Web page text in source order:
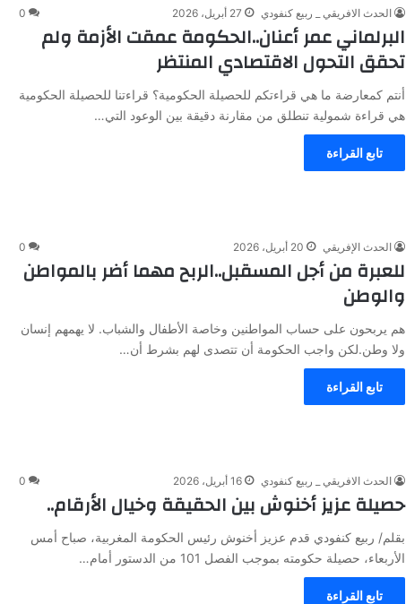
الحدث الافريقي _ ربيع كنفودي 27 أبريل، 2026 0
البرلماني عمر أعنان..الحكومة عمقت الأزمة ولم
تحقق التحول الاقتصادي المنتظر
أنتم كمعارضة ما هي قراءتكم للحصيلة الحكومية؟ قراءتنا للحصيلة الحكومية
هي قراءة شمولية تنطلق من مقارنة دقيقة بين الوعود التي…
تابع القراءة
الحدث الإفريقي 20 أبريل، 2026 0
للعبرة من أجل المسقبل..الربح مهما أضر بالمواطن
والوطن
هم يربحون على حساب المواطنين وخاصة الأطفال والشباب. لا يهمهم إنسان
ولا وطن.لكن واجب الحكومة أن تتصدى لهم بشرط أن…
تابع القراءة
الحدث الافريقي _ ربيع كنفودي 16 أبريل، 2026 0
حصيلة عزيز أخنوش بين الحقيقة وخيال الأرقام..
بقلم/ ربيع كنفودي قدم عزيز أخنوش رئيس الحكومة المغربية، صباح أمس
الأربعاء، حصيلة حكومته بموجب الفصل 101 من الدستور أمام…
تابع القراءة